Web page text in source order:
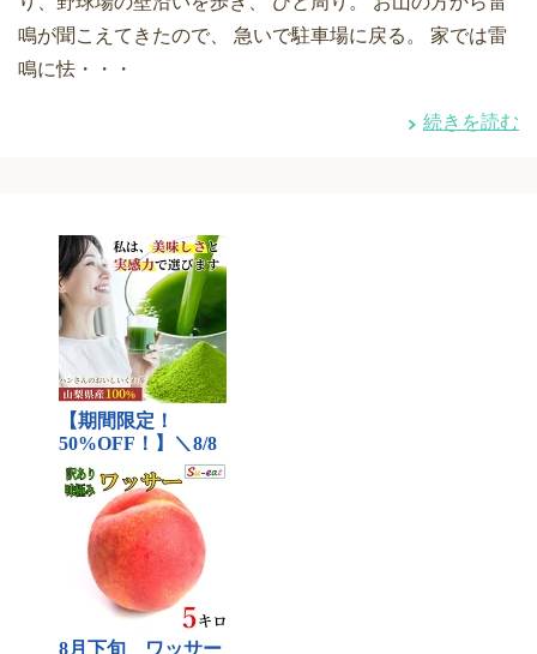
鳴が聞こえてきたので、 急いで駐車場に戻る。 家では雷
鳴に怯・・・
続きを読む